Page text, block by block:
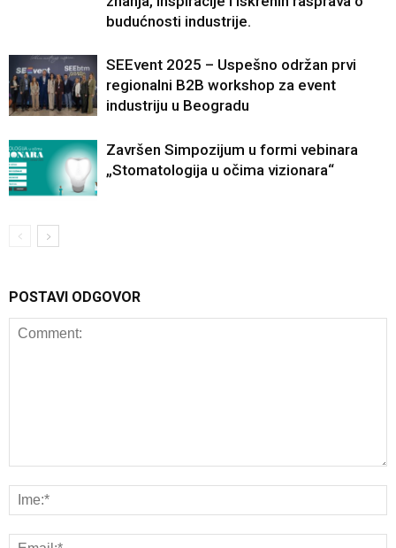
budućnosti industrije.
SEEvent 2025 – Uspešno održan prvi
regionalni B2B workshop za event
industriju u Beogradu
Završen Simpozijum u formi vebinara
„Stomatologija u očima vizionara“
POSTAVI ODGOVOR